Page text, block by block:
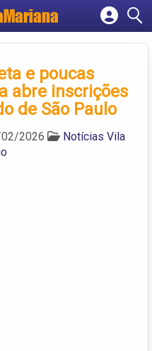
empresa
contae poucas
abre inscrições
de São Paulo
2026
Notícias Vila